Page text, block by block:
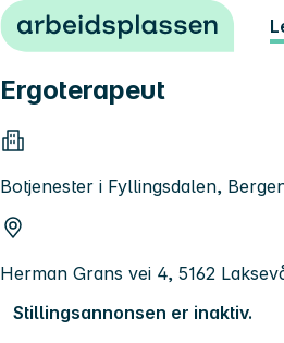
Hopp til innhold
Ergoterapeut
Botjenester i Fyllingsdalen,
Herman Grans vei 4, 5162
Stillingsannonsen er inaktiv.